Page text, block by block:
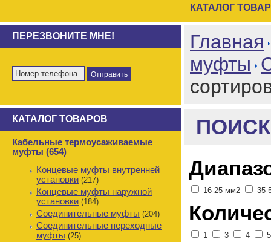
КАТАЛОГ
ПЕРЕЗВОНИТЕ МНЕ!
КАТАЛОГ ТОВАРОВ
Кабельные термоусаживаемые
муфты (654)
Концевые муфты внутренней
установки (217)
Концевые муфты наружной
установки (184)
Соединительные муфты (204)
Соединительные переходные
муфты (25)
Главная
муфты
16-25 мм2 35-
1 3 4